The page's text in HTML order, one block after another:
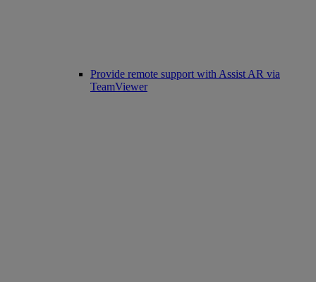
Provide remote support with Assist AR via
TeamViewer